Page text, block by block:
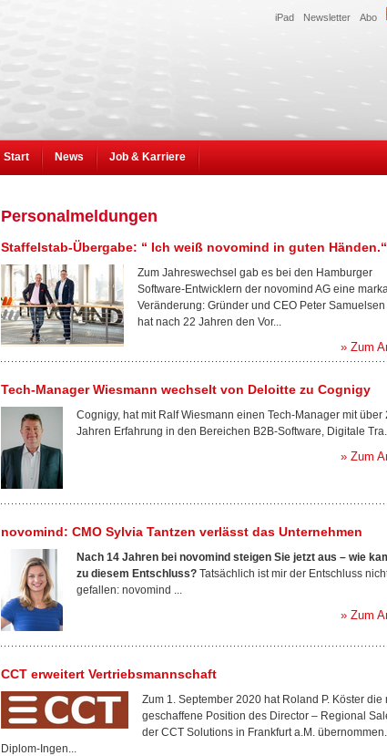
Abo
Newsletter
iPad
Start News Job & Karriere
Personalmeldungen
Staffelstab-Übergabe: “ Ich weiß novomind in guten Händen.“
Zum Jahreswechsel gab es bei den Hamburger
Software-Entwicklern der novomind AG eine
Veränderung: Gründer und CEO Peter
hat nach 22 Jahren den Vor...
» Zum
Tech-Manager Wiesmann wechselt von Deloitte zu Cognigy
Cognigy, hat mit Ralf Wiesmann einen Tech-Manager mit über
Jahren Erfahrung in den Bereichen B2B-Software, Digitale
» Zum
novomind: CMO Sylvia Tantzen verlässt das Unternehmen
Nach 14 Jahren bei novomind steigen Sie jetzt aus – wie
zu diesem Entschluss? Tatsächlich ist mir der Entschluss
gefallen: novomind ...
» Zum
CCT erweitert Vertriebsmannschaft
Zum 1. September 2020 hat Roland P. Köster die
geschaffene Position des Director – Regional
der CCT Solutions in Frankfurt a.M.
Diplom-Ingen...